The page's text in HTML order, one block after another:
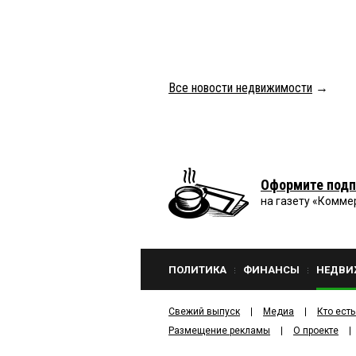
Все новости недвижимости →
Оформите
на газету
ПОЛИТИКА ФИНАНСЫ
Свежий выпуск Медиа
Кто
Размещение рекламы
О проекте